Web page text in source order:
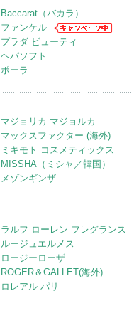
Baccarat（バカラ）
ファンケル
プラダ ビューティ
ヘパソフト
ポーラ
マジョリカ マジョルカ
マックスファクター (海外)
ミキモト コスメティックス
MISSHA（ミシャ／韓国）
メゾンギンザ
ラルフ ローレン フレグランス
ルージュエルメス
ロージーローザ
ROGER＆GALLET(海外)
ロレアル パリ